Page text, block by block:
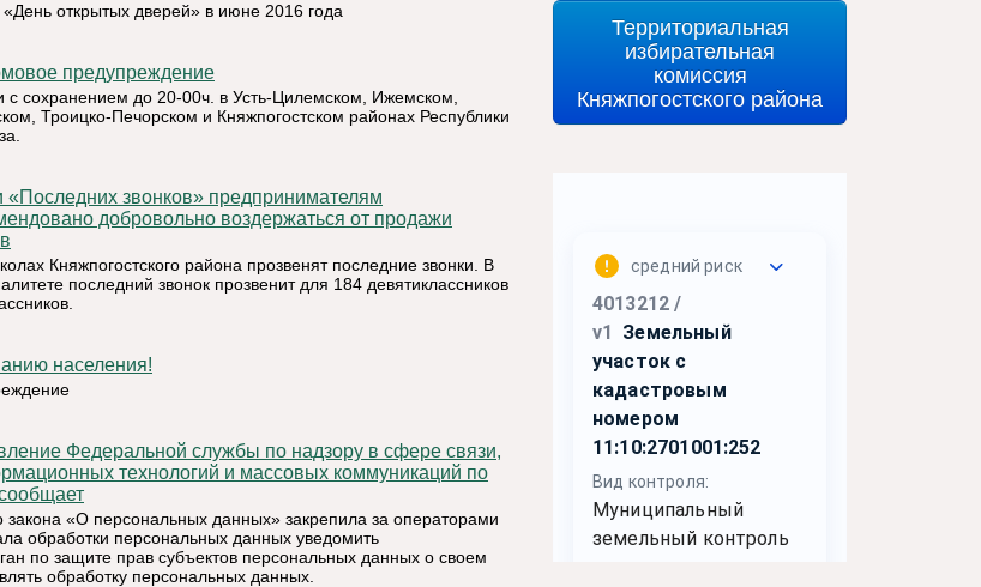
открытых дверей» в июне 2016 года
предупреждение
с сохранением до 20-00ч. в Усть-Цилемском, Ижемском,
Троицко-Печорском и Княжпогостском районах Республики
добровольно воздержаться от продажи
Княжпогостского района прозвенят последние звонки. В
последний звонок прозвенит для 184 девятиклассников
населения!
технологий и массовых коммуникаций по
закона «О персональных данных» закрепила за операторами
обработки персональных данных уведомить
по защите прав субъектов персональных данных о своем
обработку персональных данных.
Территориальная
избирательная
комиссия
Княжпогостского района